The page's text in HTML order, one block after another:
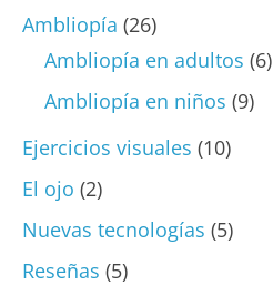
Ambliopía (26)
Ambliopía en adultos (6)
Ambliopía en niños (9)
Ejercicios visuales (10)
El ojo (2)
Nuevas tecnologías (5)
Reseñas (5)